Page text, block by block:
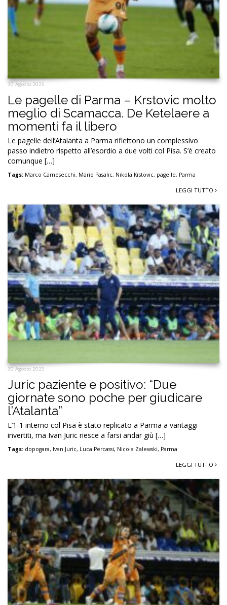
30 Agosto 2025
Le pagelle di Parma – Krstovic molto
meglio di Scamacca. De Ketelaere a
momenti fa il libero
Le pagelle dell’Atalanta a Parma riflettono un complessivo
passo indietro rispetto all’esordio a due volti col Pisa. S’è creato
comunque […]
Tags: Marco Carnesecchi, Mario Pasalic, Nikola Krstovic, pagelle, Parma
LEGGI TUTTO
30 Agosto 2025
Juric paziente e positivo: “Due
giornate sono poche per giudicare
l’Atalanta”
L’1-1 interno col Pisa è stato replicato a Parma a vantaggi
invertiti, ma Ivan Juric riesce a farsi andar giù […]
Tags: dopogara, Ivan Juric, Luca Percassi, Nicola Zalewski, Parma
LEGGI TUTTO